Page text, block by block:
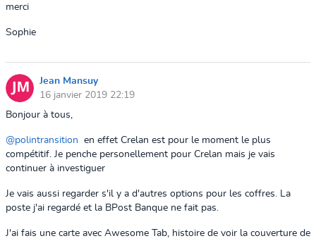
merci
Sophie
Jean Mansuy
16 janvier 2019 22:19
Bonjour à tous,
@polintransition
en effet Crelan est pour le moment le plus
compétitif. Je penche personellement pour Crelan mais je vais
continuer à investiguer
Je vais aussi regarder s'il y a d'autres options pour les coffres. La
poste j'ai regardé et la BPost Banque ne fait pas.
J'ai fais une carte avec Awesome Tab, histoire de voir la couverture de